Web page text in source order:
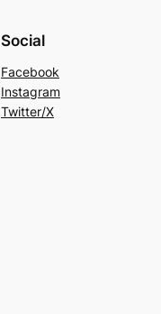
Social
Facebook
Instagram
Twitter/X